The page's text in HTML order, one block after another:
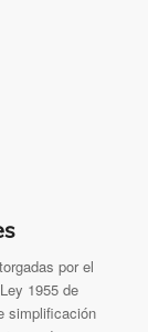
por el
1955 de
simplificación